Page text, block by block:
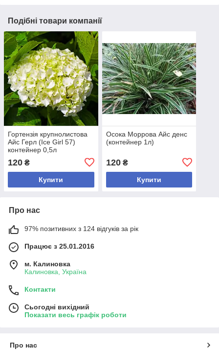
Подібні товари компанії
Гортензія крупнолистова
Айс Герл (Ice Girl 57)
контейнер 0,5л
120 ₴
Купити
Осока Моррова Айс денс
(контейнер 1л)
120₴
Купити
Про нас
97% позитивних з 124 відгуків за рік
Працює з 25.01.2016
м. Калиновка
Калиновка, Україна
Контакти
Сьогодні вихідний
Показати весь графік роботи
Про нас